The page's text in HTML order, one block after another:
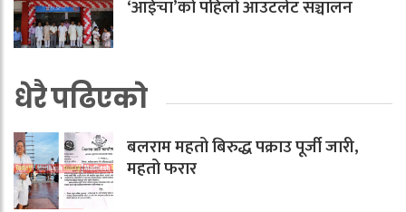
‘आईचा’को पहिलो आउटलेट सञ्चालन
धेरै पढिएको
बलराम महतो बिरुद्ध पक्राउ पूर्जी जारी,
महतो फरार